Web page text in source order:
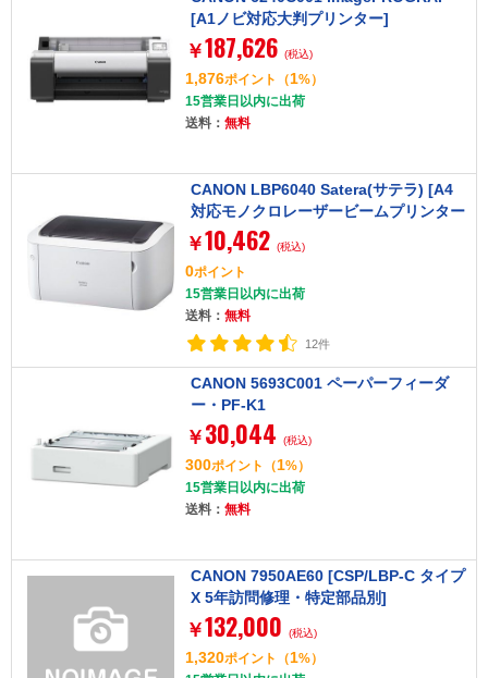
[A1ノビ対応大判プリンター]
￥187,626 (税込)
1,876ポイント （1%）
15営業日以内に出荷
送料： 無料
CANON LBP6040 Satera(サテラ) [A4
対応モノクロレーザービームプリンター
Wi-Fi対応 (2400dpi・無線LAN/USB2.
0)]
￥10,462 (税込)
0ポイント
15営業日以内に出荷
送料： 無料
12件
CANON 5693C001 ペーパーフィーダ
ー・PF-K1
￥ 30,044 (税込)
300ポイント （1%）
15営業日以内に出荷
送料： 無料
CANON 7950AE60 [CSP/LBP-C タイプ
X 5年訪問修理・特定部品別]
￥132,000 (税込)
1,320ポイント （1%）